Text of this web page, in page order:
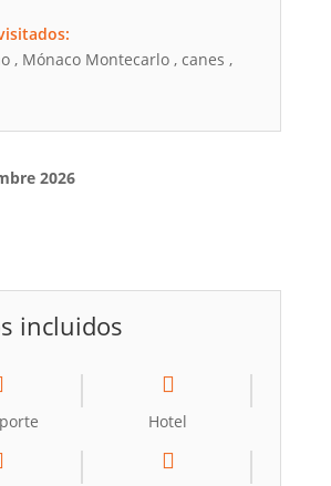
, Mónaco Montecarlo , canes ,
2026
incluidos
Hotel